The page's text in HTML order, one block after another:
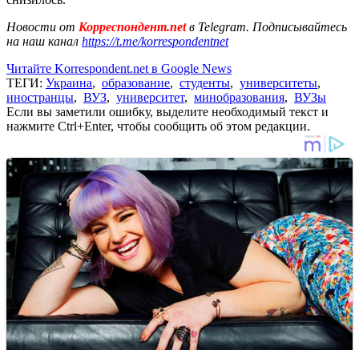
Новости от Корреспондент.netв Telegram. Подписывайтесь
на наш канал https://t.me/korrespondentnet
Читайте Korrespondent.net в Google News
ТЕГИ: Украина, образование, студенты, университеты,
иностранцы, ВУЗ, университет, минобразования, ВУЗы
Если вы заметили ошибку, выделите необходимый текст и
нажмите Ctrl+Enter, чтобы сообщить об этом редакции.